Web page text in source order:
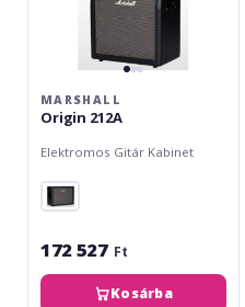
MARSHALL
Origin 212A
Elektromos Gitár Kabinet
172 527 Ft
Kosárba